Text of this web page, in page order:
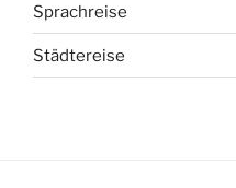
Sprachreise
Städtereise